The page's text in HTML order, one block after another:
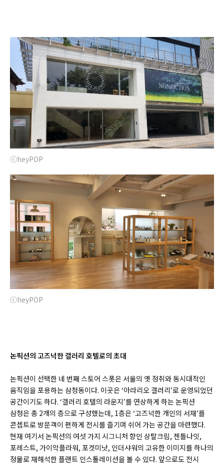
ⓒheyPOP
ⓒheyPOP
논픽션의 고즈넉한 갤러리 호텔로의 초대
논픽션이 선택한 네 번째 스토어 스폿은 서울의 옛 정취와 동시대적인
움직임을 포용하는 삼청동이다. 이곳은 ‘아라리오 갤러리’로 운영되었던
공간이기도 하다. ‘갤러리 호텔의 라운지’를 연상하게 하는 논픽션
삼청은 총 2개의 층으로 구성했는데, 1층은 ‘고즈넉한 개인의 서재’를
콘셉트로 방문객이 편하게 전시를 즐기며 쉬어 가는 공간을 마련했다.
현재 여기서 논픽션의 여섯 가지 시그니처 향인 상탈크림, 젠틀나잇,
포레스트, 가이악플라워, 포겟미낫, 인더샤워의 고유한 이미지를 하나의
정물로 재해석한 플랜트 인스톨레이션을 볼 수 있다. 앞으로도 전시